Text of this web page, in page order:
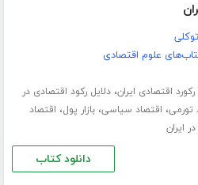
علوم اقتصادی
رکورد اقتصادی ایران،دلایل رکود اقتصادی در
تورمی، اقتصاد سیاسی،بازار پول، اقتصاد
ایران
دانلود کتاب